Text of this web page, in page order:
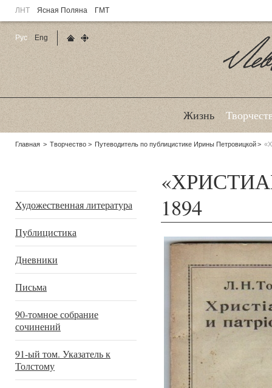
ЛНТ Ясная Поляна ГМТ
Жизнь
Родительские
Главная Творчество Путеводитель по публицистике Ирины Петровицкой
Художественная литература
Публицистика
Дневники
Письма
90-томное собрание
сочинений
91-ый том. Указатель к
Толстому
1894
Рус
Eng